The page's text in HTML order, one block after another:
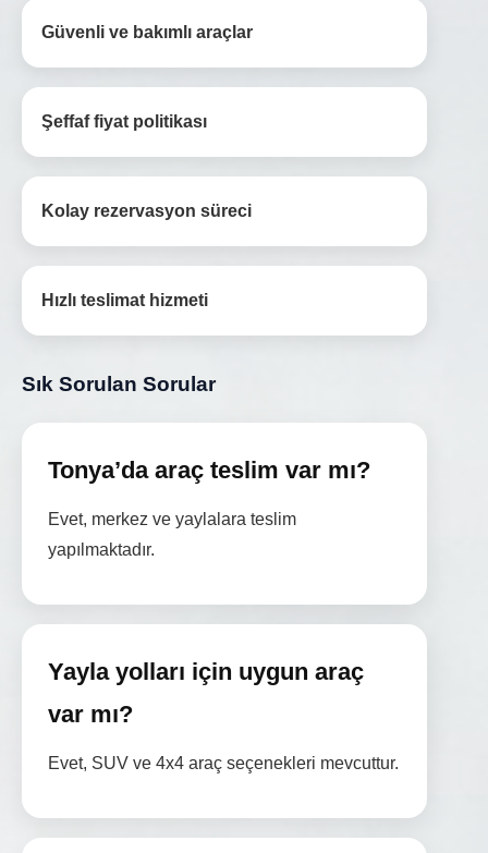
Güvenli ve bakımlı araçlar
Şeffaf fiyat politikası
Kolay rezervasyon süreci
Hızlı teslimat hizmeti
Sık Sorulan Sorular
Tonya’da araç teslim var mı?
Evet, merkez ve yaylalara teslim
yapılmaktadır.
Yayla yolları için uygun araç
var mı?
Evet, SUV ve 4x4 araç seçenekleri mevcuttur.